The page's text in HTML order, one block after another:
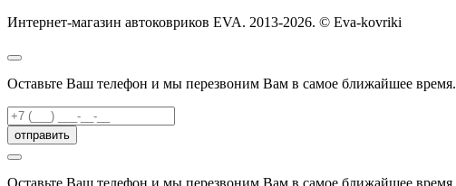
Интернет-магазин автоковриков EVA. 2013-2026. © Eva-kovriki
Оставьте Ваш телефон и мы перезвоним Вам в самое ближайшее время.
отправить
Оставьте Ваш телефон и мы перезвоним Вам в самое ближайшее время.